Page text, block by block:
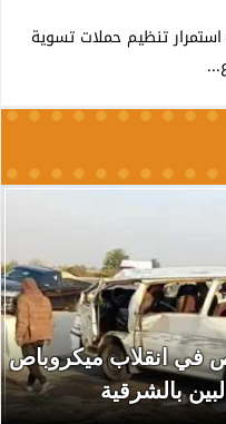
تنظيم حملات تسوية
إصابة 6 أشخاص في انقلاب ميكروباص
بالشرقية